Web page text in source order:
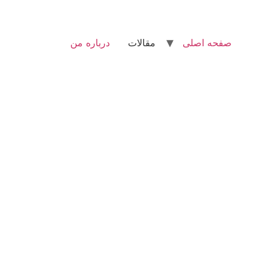
صفحه اصلی مقالات درباره من